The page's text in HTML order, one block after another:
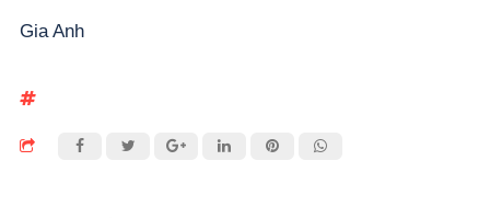
Gia Anh